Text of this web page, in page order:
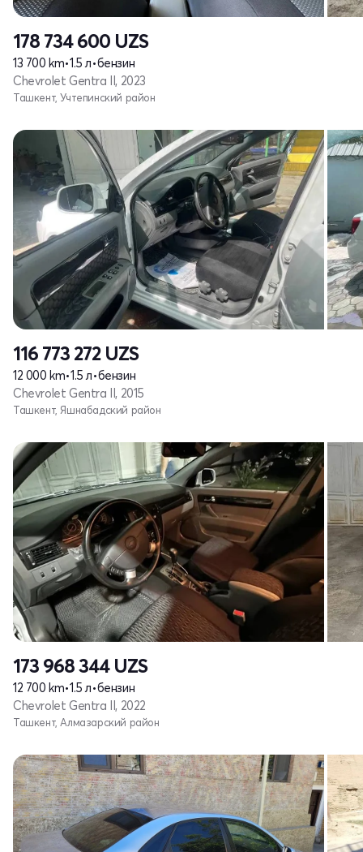
178 734 600 UZS
13 700 km•1.5 л•бензин
Chevrolet Gentra II, 2023
Ташкент, Учтепинский район
116 773 272 UZS
12 000 km•1.5 л•бензин
Chevrolet Gentra II, 2015
Ташкент, Яшнабадский район
173 968 344 UZS
12 700 km•1.5 л•бензин
Chevrolet Gentra II, 2022
Ташкент, Алмазарский район